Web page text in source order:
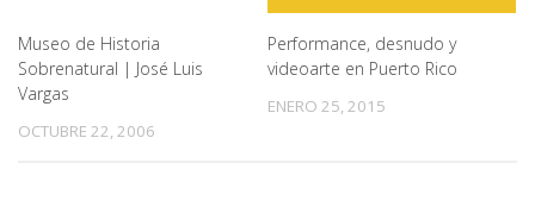
Museo de Historia
Sobrenatural | José Luis
Vargas
OCTUBRE 22, 2006
Performance, desnudo y
videoarte en Puerto Rico
ENERO 25, 2015